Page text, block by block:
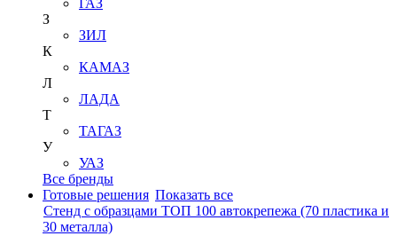
З
ЗИЛ
К
КАМАЗ
Л
ЛАДА
Т
ТАГАЗ
У
УАЗ
Все бренды
Готовые решения Показать все
Стенд с образцами ТОП 100 автокрепежа (70 пластика и
30 металла)